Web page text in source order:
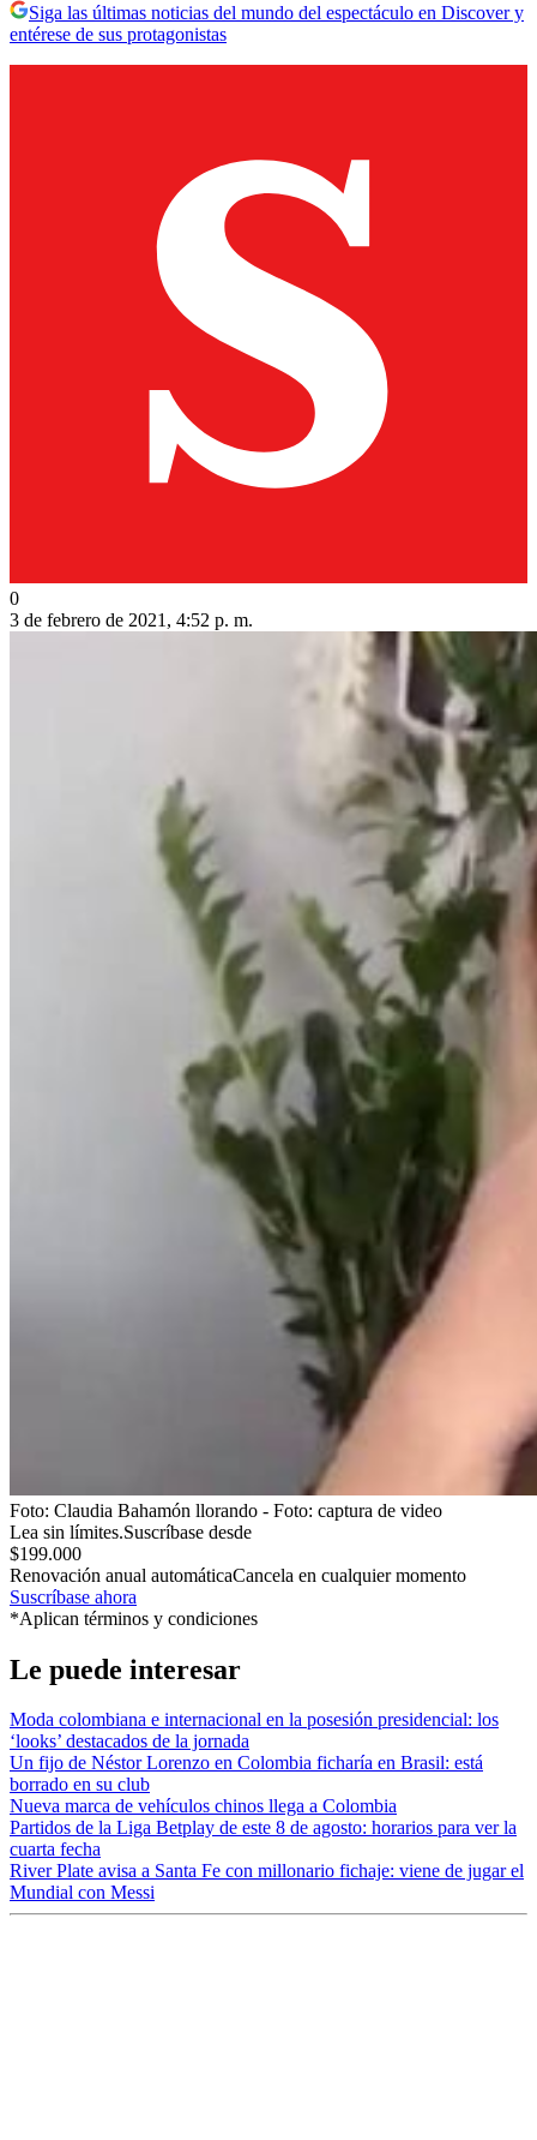
Siga las últimas noticias del mundo del espectáculo en Discover y
entérese de sus protagonistas
0
3 de febrero de 2021, 4:52 p. m.
Foto: Claudia Bahamón llorando - Foto: captura de video
Lea sin límites.Suscríbase desde
$199.000
Renovación anual automáticaCancela en cualquier momento
Suscríbase ahora
*Aplican términos y condiciones
Le puede interesar
Moda colombiana e internacional en la posesión presidencial: los
‘looks’ destacados de la jornada
Un fijo de Néstor Lorenzo en Colombia ficharía en Brasil: está
borrado en su club
Nueva marca de vehículos chinos llega a Colombia
Partidos de la Liga Betplay de este 8 de agosto: horarios para ver la
cuarta fecha
River Plate avisa a Santa Fe con millonario fichaje: viene de jugar el
Mundial con Messi